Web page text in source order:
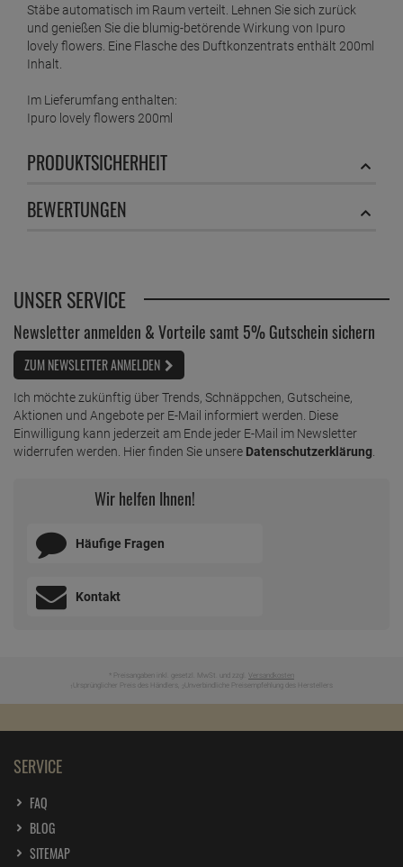
Stäbe automatisch im Raum verteilt. Lehnen Sie sich zurück
und genießen Sie die blumig-betörende Wirkung von Ipuro
lovely flowers. Eine Flasche des Duftkonzentrats enthält 200ml
Inhalt.
Im Lieferumfang enthalten:
Ipuro lovely flowers 200ml
PRODUKTSICHERHEIT
BEWERTUNGEN
UNSER SERVICE
Newsletter anmelden & Vorteile samt 5% Gutschein sichern
ZUM NEWSLETTER ANMELDEN
Ich möchte zukünftig über Trends, Schnäppchen, Gutscheine,
Aktionen und Angebote per E-Mail informiert werden. Diese
Einwilligung kann jederzeit am Ende jeder E-Mail im Newsletter
widerrufen werden. Hier finden Sie unsere Datenschutzerklärung
Wir helfen Ihnen!
Häufige Fragen
Kontakt
* Preisangaben inkl. gesetzl. MwSt. und zzgl. Versandkosten
Ursprünglicher Preis des Händlers, Unverbindliche Preisempfehlung des Herstellers
SERVICE
FAQ
BLOG
SITEMAP